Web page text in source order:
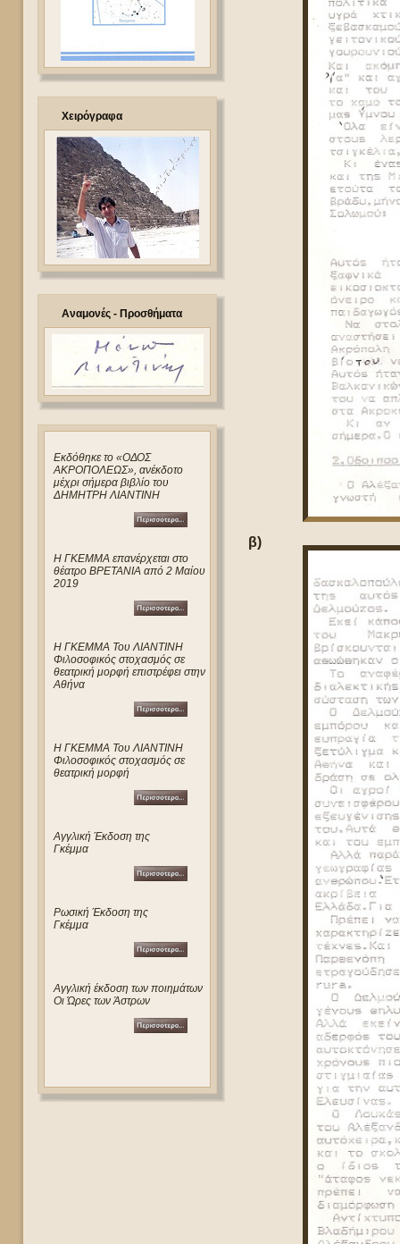
Χειρόγραφα
Αναμονές - Προσθήματα
Eκδόθηκε το «ΟΔΟΣ
ΑΚΡΟΠΟΛΕΩΣ», ανέκδοτο
μέχρι σήμερα βιβλίο του
ΔΗΜΗΤΡΗ ΛΙΑΝΤΙΝΗ
Η ΓΚΕΜΜΑ επανέρχεται στο
θέατρο ΒΡΕΤΑΝΙΑ από 2 Μαίου
2019
Η ΓΚΕΜΜΑ Του ΛΙΑΝΤΙΝΗ
Φιλοσοφικός στοχασμός σε
θεατρική μορφή επιστρέφει στην
Αθήνα
Η ΓΚΕΜΜΑ Του ΛΙΑΝΤΙΝΗ
Φιλοσοφικός στοχασμός σε
θεατρική μορφή
Αγγλική Έκδοση της
Γκέμμα
Ρωσική Έκδοση της
Γκέμμα
Αγγλική έκδοση των ποιημάτων
Οι Ώρες των Άστρων
β)